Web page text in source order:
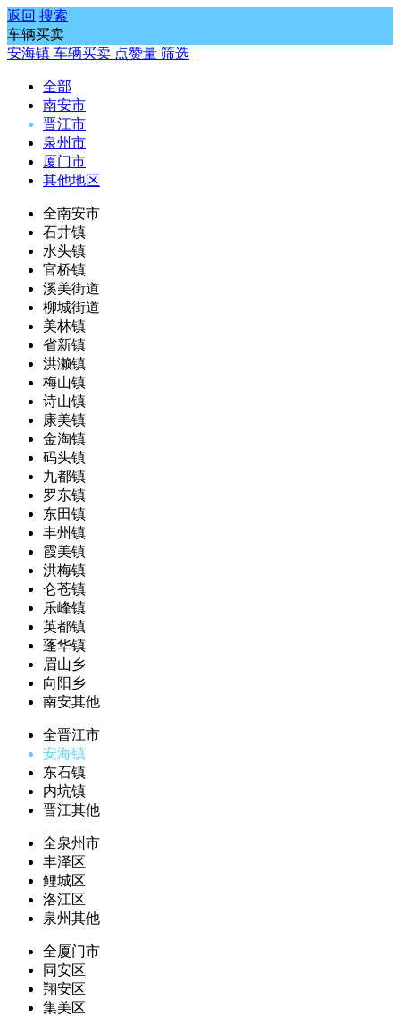
返回 搜索
车辆买卖
安海镇 车辆买卖 点赞量 筛选
全部
南安市
晋江市
泉州市
厦门市
其他地区
全南安市
石井镇
水头镇
官桥镇
溪美街道
柳城街道
美林镇
省新镇
洪濑镇
梅山镇
诗山镇
康美镇
金淘镇
码头镇
九都镇
罗东镇
东田镇
丰州镇
霞美镇
洪梅镇
仑苍镇
乐峰镇
英都镇
蓬华镇
眉山乡
向阳乡
南安其他
全晋江市
安海镇
东石镇
内坑镇
晋江其他
全泉州市
丰泽区
鲤城区
洛江区
泉州其他
全厦门市
同安区
翔安区
集美区